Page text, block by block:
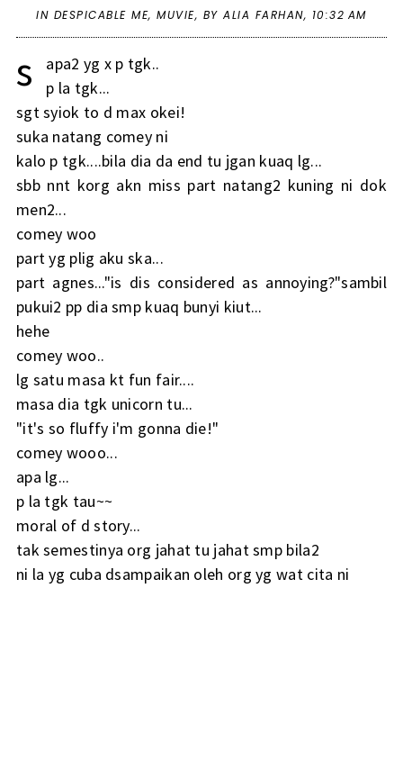
IN DESPICABLE ME,MUVIE, BY ALIA FARHAN, 10:32 AM
s
apa2 yg x p tgk..
p la tgk...
sgt syiok to d max okei!
suka natang comey ni
kalo p tgk....bila dia da end tu jgan kuaq lg...
sbb nnt korg akn miss part natang2 kuning ni dok
men2...
comey woo
part yg plig aku ska...
part agnes..."is dis considered as annoying?"sambil
pukui2 pp dia smp kuaq bunyi kiut...
hehe
comey woo..
lg satu masa kt fun fair....
masa dia tgk unicorn tu...
"it's so fluffy i'm gonna die!"
comey wooo...
apa lg...
p la tgk tau~~
moral of d story...
tak semestinya org jahat tu jahat smp bila2
ni la yg cuba dsampaikan oleh org yg wat cita ni